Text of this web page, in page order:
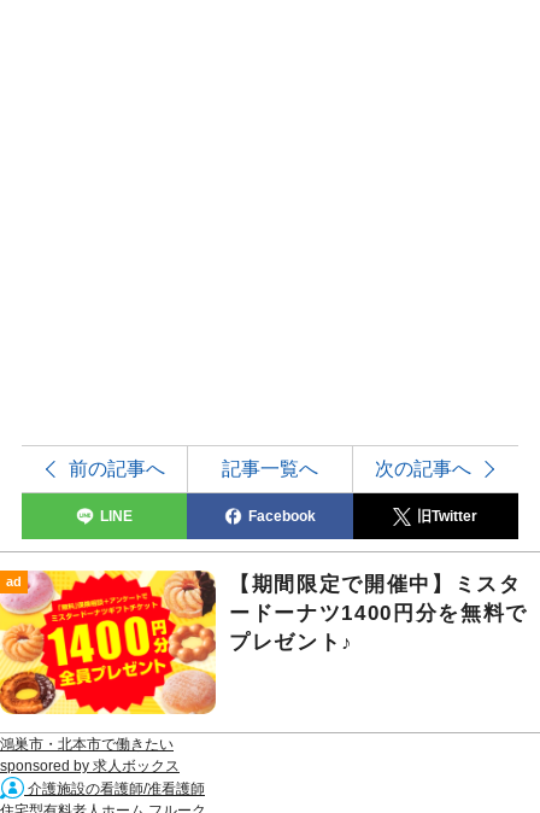
前の記事へ 記事一覧へ 次の記事へ
LINE Facebook 旧Twitter
ad
【期間限定で開催中】ミスタ
ードーナツ1400円分を無料で
プレゼント♪
鴻巣市・北本市で働きたい
sponsored by 求人ボックス
介護施設の看護師/准看護師